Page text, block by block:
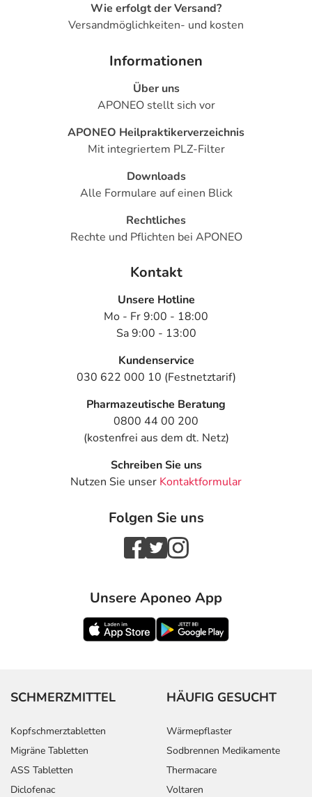
Wie erfolgt der Versand?
Versandmöglichkeiten- und kosten
Informationen
Über uns
APONEO stellt sich vor
APONEO Heilpraktikerverzeichnis
Mit integriertem PLZ-Filter
Downloads
Alle Formulare auf einen Blick
Rechtliches
Rechte und Pflichten bei APONEO
Kontakt
Unsere Hotline
Mo - Fr 9:00 - 18:00
Sa 9:00 - 13:00
Kundenservice
030 622 000 10 (Festnetztarif)
Pharmazeutische Beratung
0800 44 00 200
(kostenfrei aus dem dt. Netz)
Schreiben Sie uns
Nutzen Sie unser Kontaktformular
Folgen Sie uns
Unsere Aponeo App
SCHMERZMITTEL
Kopfschmerztabletten
Migräne Tabletten
ASS Tabletten
Diclofenac
HÄUFIG GESUCHT
Wärmepflaster
Sodbrennen Medikamente
Thermacare
Voltaren